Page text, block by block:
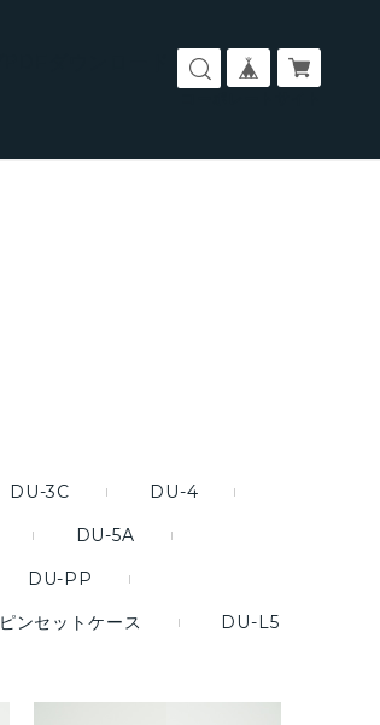
DU-3C
DU-4
DU-5A
DU-PP
ピンセットケース DU-L5